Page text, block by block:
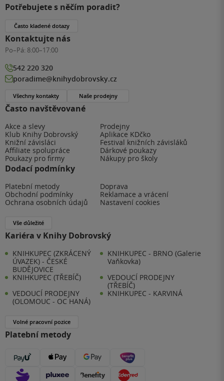
Často navštěvované
Akce a slevy
Prodejny
Klub Knihy Dobrovský
Aplikace KDčko
Knižní závisláci
Festival knižních závisláků
Affiliate spolupráce
Dárkové poukazy
Poukazy pro firmy
Nákupy pro školy
Dodací podmínky
Platební metody
Doprava
Obchodní podmínky
Reklamace a vrácení
Ochrana osobních údajů
Nastavení cookies
Vše důležité
Kariéra v Knihy Dobrovský
KNIHKUPEC (ZKRÁCENÝ
ÚVAZEK) - ČESKÉ
BUDĚJOVICE
KNIHKUPEC - BRNO (Galerie
Vaňkovka)
KNIHKUPEC (TŘEBÍČ)
VEDOUCÍ PRODEJNY
(TŘEBÍČ)
VEDOUCÍ PRODEJNY
(OLOMOUC - OC HANÁ)
KNIHKUPEC - KARVINÁ
Volné pracovní pozice
Platební metody
Potřebujete s něčím poradit?
Často kladené dotazy
Kontaktujte nás
Po–Pá: 8:00–17:00
542 220 320
poradime@knihydobrovsky.cz
Všechny kontakty Naše prodejny